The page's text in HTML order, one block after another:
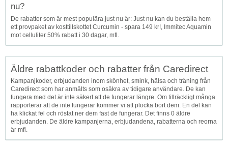
nu?
De rabatter som är mest populära just nu är: Just nu kan du beställa hem
ett provpaket av kosttillskottet Curcumin - spara 149 kr!, Immitec Aquamin
mot celluliter 50% rabatt i 30 dagar, mfl.
Äldre rabattkoder och rabatter från Caredirect
Kampanjkoder, erbjudanden inom skönhet, smink, hälsa och träning från
Caredirect som har anmälts som osäkra av tidigare användare. De kan
fungera med det är inte säkert att de fungerar längre. Om tillräckligt många
rapporterar att de inte fungerar kommer vi att plocka bort dem. En del kan
ha klickat fel och röstat ner dem fast de fungerar. Det finns 0 äldre
erbjudanden. De äldre kampanjerna, erbjudandena, rabatterna och reorna
är mfl.